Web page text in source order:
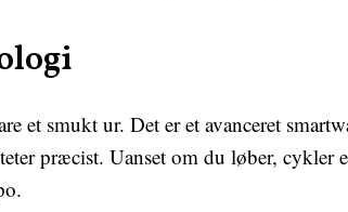
et smukt ur. Det er et avanceret
præcist. Uanset om du løber, cykler